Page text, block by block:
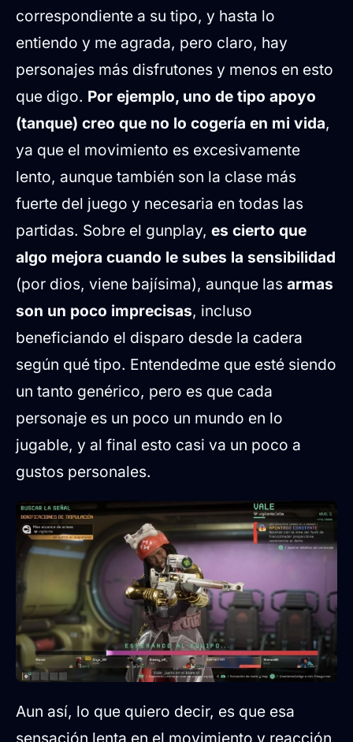
correspondiente a su tipo, y hasta lo
entiendo y me agrada, pero claro, hay
personajes más disfrutones y menos en esto
que digo. Por ejemplo, uno de tipo apoyo
(tanque) creo que no lo cogería en mi vida,
ya que el movimiento es excesivamente
lento, aunque también son la clase más
fuerte del juego y necesaria en todas las
partidas. Sobre el gunplay, es cierto que
algo mejora cuando le subes la sensibilidad
(por dios, viene bajísima), aunque las armas
son un poco imprecisas, incluso
beneficiando el disparo desde la cadera
según qué tipo. Entendedme que esté siendo
un tanto genérico, pero es que cada
personaje es un poco un mundo en lo
jugable, y al final esto casi va un poco a
gustos personales.
Aun así, lo que quiero decir, es que esa
sensación lenta en el movimiento y reacción